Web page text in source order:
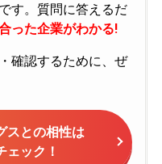
す。質問に答えるだ
った企業がわかる!
確認するために、ぜ
スとの相性は
ェック！